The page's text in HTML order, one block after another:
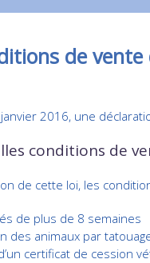
de
janvier 2016, une
conditions de
de cette loi, les
de plus de 8 semaines
des animaux par
certificat de cession